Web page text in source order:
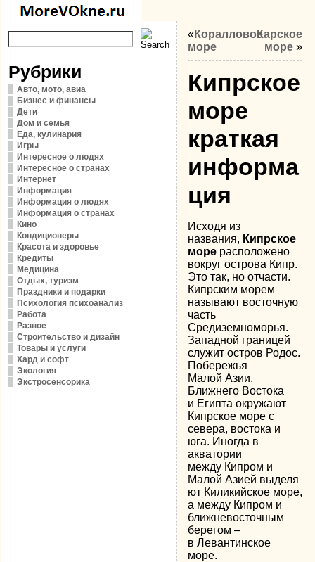
Рубрики
Авто, мото, авиа
Бизнес и финансы
Дети
Дом и семья
Еда, кулинария
Игры
Интересное о людях
Интересное о странах
Интернет
Информация
Информация о людях
Информация о странах
Кино
Кондиционеры
Красота и здоровье
Кредиты
Медицина
Отдых, туризм
Праздники и подарки
Психология психоанализ
Работа
Разное
Строительство и дизайн
Товары и услуги
Хард и софт
Экология
Экстросенсорика
«Коралловое
море
Карское
море »
Кипрское
море
краткая
информа
ция
Исходя из
названия, Кипрское
море расположено
вокруг острова Кипр.
Это так, но отчасти.
Кипрским морем
называют восточную
часть
Средиземноморья.
Западной границей
служит остров Родос.
Побережья
Малой Азии,
Ближнего Востока
и Египта окружают
Кипрское море с
севера, востока и
юга. Иногда в
акватории
между Кипром и
Малой Азией выделя
ют Киликийское море,
а между Кипром и
ближневосточным
берегом –
в Левантинское
море.